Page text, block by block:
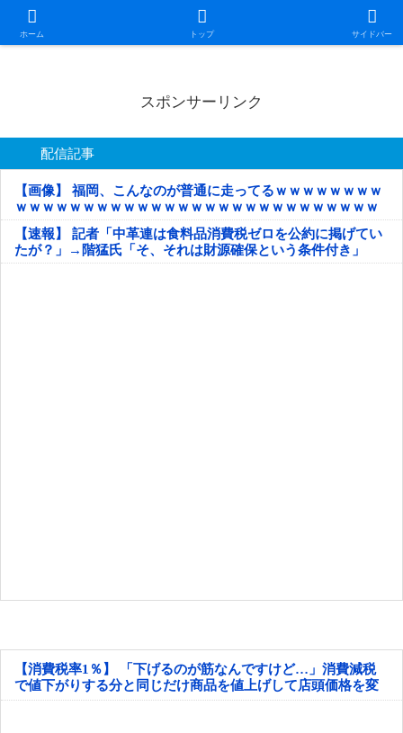
ホーム トップ サイドバー
日本第一！ニュース録
スポンサーリンク
配信記事
【画像】 福岡、こんなのが普通に走ってるｗｗｗｗｗｗｗｗ
ｗｗｗｗｗｗｗｗｗｗｗｗｗｗｗｗｗｗｗｗｗｗｗｗｗｗｗ
ｗｗｗｗｗ
【速報】 記者「中革連は食料品消費税ゼロを公約に掲げてい
たが？」→階猛氏「そ、それは財源確保という条件付き」
【消費税率1％】 「下げるのが筋なんですけど…」消費減税
で値下がりする分と同じだけ商品を値上げして店頭価格を変
えない店も